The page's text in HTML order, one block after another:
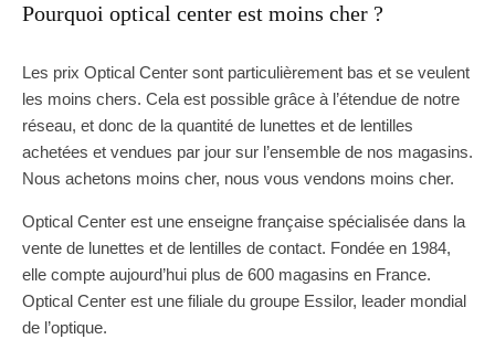
Pourquoi optical center est moins cher ?
Les prix Optical Center sont particulièrement bas et se veulent
les moins chers. Cela est possible grâce à l’étendue de notre
réseau, et donc de la quantité de lunettes et de lentilles
achetées et vendues par jour sur l’ensemble de nos magasins.
Nous achetons moins cher, nous vous vendons moins cher.
Optical Center est une enseigne française spécialisée dans la
vente de lunettes et de lentilles de contact. Fondée en 1984,
elle compte aujourd’hui plus de 600 magasins en France.
Optical Center est une filiale du groupe Essilor, leader mondial
de l’optique.